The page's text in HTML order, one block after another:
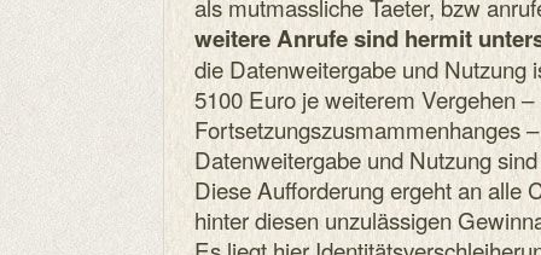
als mutmassliche Taeter, bzw
weitere Anrufe sind hermit
die Datenweitergabe und Nutzung
5100 Euro je weiterem Vergehen
Fortsetzungszusmammenhanges
Datenweitergabe und Nutzung
Diese Aufforderung ergeht an alle
hinter diesen unzulässigen